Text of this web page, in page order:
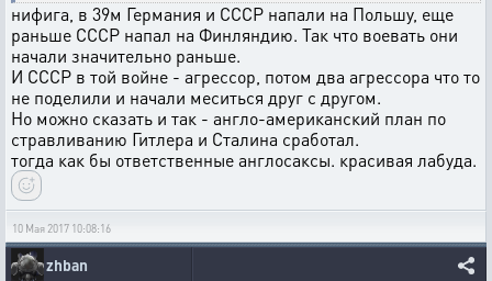
нифига, в 39м Германия и СССР напали на Польшу, еще
раньше СССР напал на Финляндию. Так что воевать они
начали значительно раньше.
И СССР в той войне - агрессор, потом два агрессора что то
не поделили и начали меситься друг с другом.
Но можно сказать и так - англо-американский план по
стравливанию Гитлера и Сталина сработал.
тогда как бы ответственные англосаксы. красивая лабуда.
10 Мая 2017 10:08:16
zhban